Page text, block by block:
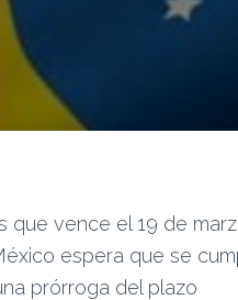
que vence el 19 de
espera que se
prórroga del plazo